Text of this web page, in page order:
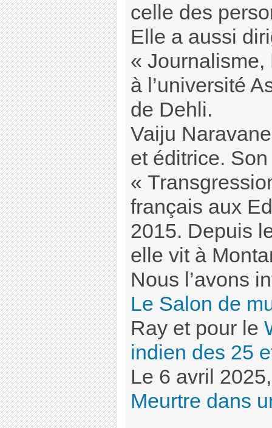
celle des
Elle a aussi
«
à l’université
de Dehli.
Vaiju
et éditrice.
«
français aux
2015. Depuis
elle vit à
Nous l’avons
Le Salon de
Ray et pour le
indien des 25
Le 6 avril
Meurtre dans